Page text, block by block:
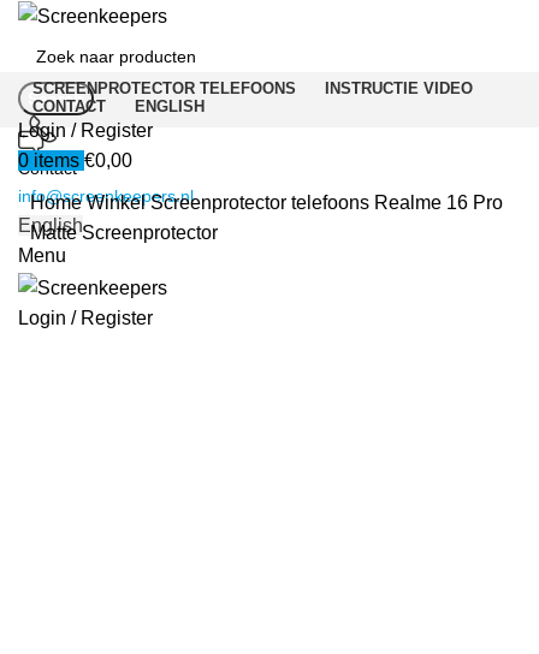
Search
Contact
info@screenkeepers.nl
English
Menu
Login / Register
SCREENPROTECTOR TELEFOONS
INSTRUCTIE VIDEO
CONTACT
ENGLISH
Login / Register
0 items €0,00
HomeWinkelScreenprotector telefoons Realme 16 Pro
Matte Screenprotector